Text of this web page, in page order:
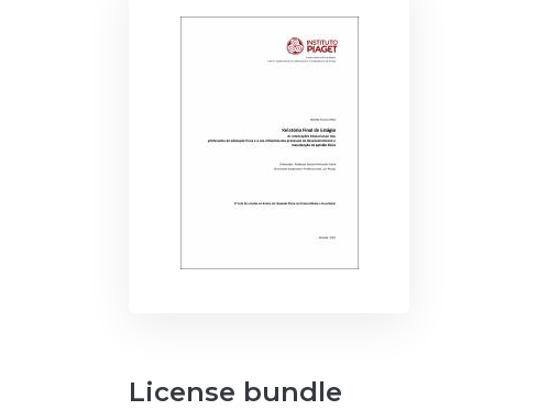
License bundle